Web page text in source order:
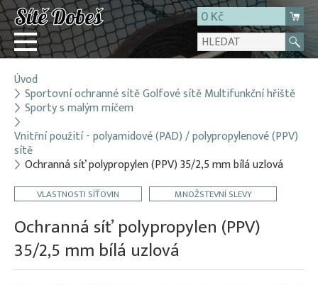
0 Kč
Přihlásit
Registrace
E-shop
O firmě
Kontakt
Úvod
Sportovní ochranné sítě Golfové sítě Multifunkční hřiště
Sporty s malým míčem
Vnitřní použití - polyamidové (PAD) / polypropylenové (PPV)
sítě
Ochranná síť polypropylen (PPV) 35/2,5 mm bílá uzlová
VLASTNOSTI SÍŤOVIN MNOŽSTEVNÍ SLEVY
Ochranná síť polypropylen (PPV)
35/2,5 mm bílá uzlová